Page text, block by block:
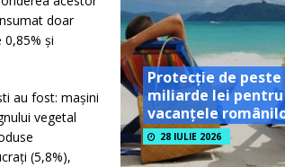
doar
și
au fost: mașini
vegetal
(5,8%),
Protecție de peste
miliarde lei pentru
vacanțele
28 IULIE 2026